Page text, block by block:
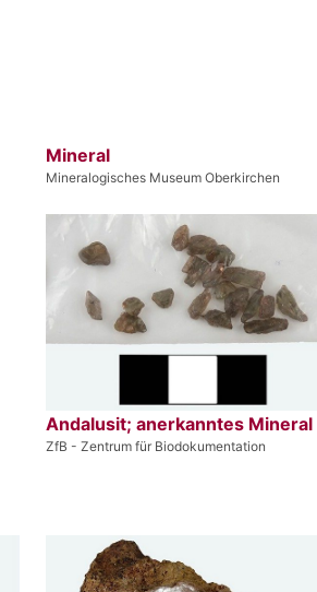
Mineral
Mineralogisches Museum Oberkirchen
Andalusit; anerkanntes Mineral
ZfB - Zentrum für Biodokumentation